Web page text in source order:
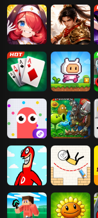
霸者归来 枫叶岛
冒险守护 梦回江湖
纸牌接龙 小红人历险记
贪吃蛇大作战
杂交植物大战
僵尸
大便超人
火柴人画线逃
亡